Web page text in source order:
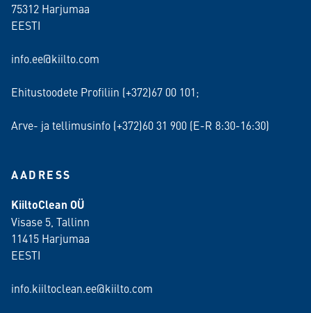
75312 Harjumaa
EESTI
info.ee@kiilto.com
Ehitustoodete Profiliin (+372)67 00 101;
Arve- ja tellimusinfo (+372)60 31 900 (E-R 8:30-16:30)
AADRESS
KiiltoClean OÜ
Visase 5, Tallinn
11415 Harjumaa
EESTI
info.kiiltoclean.ee@kiilto.com